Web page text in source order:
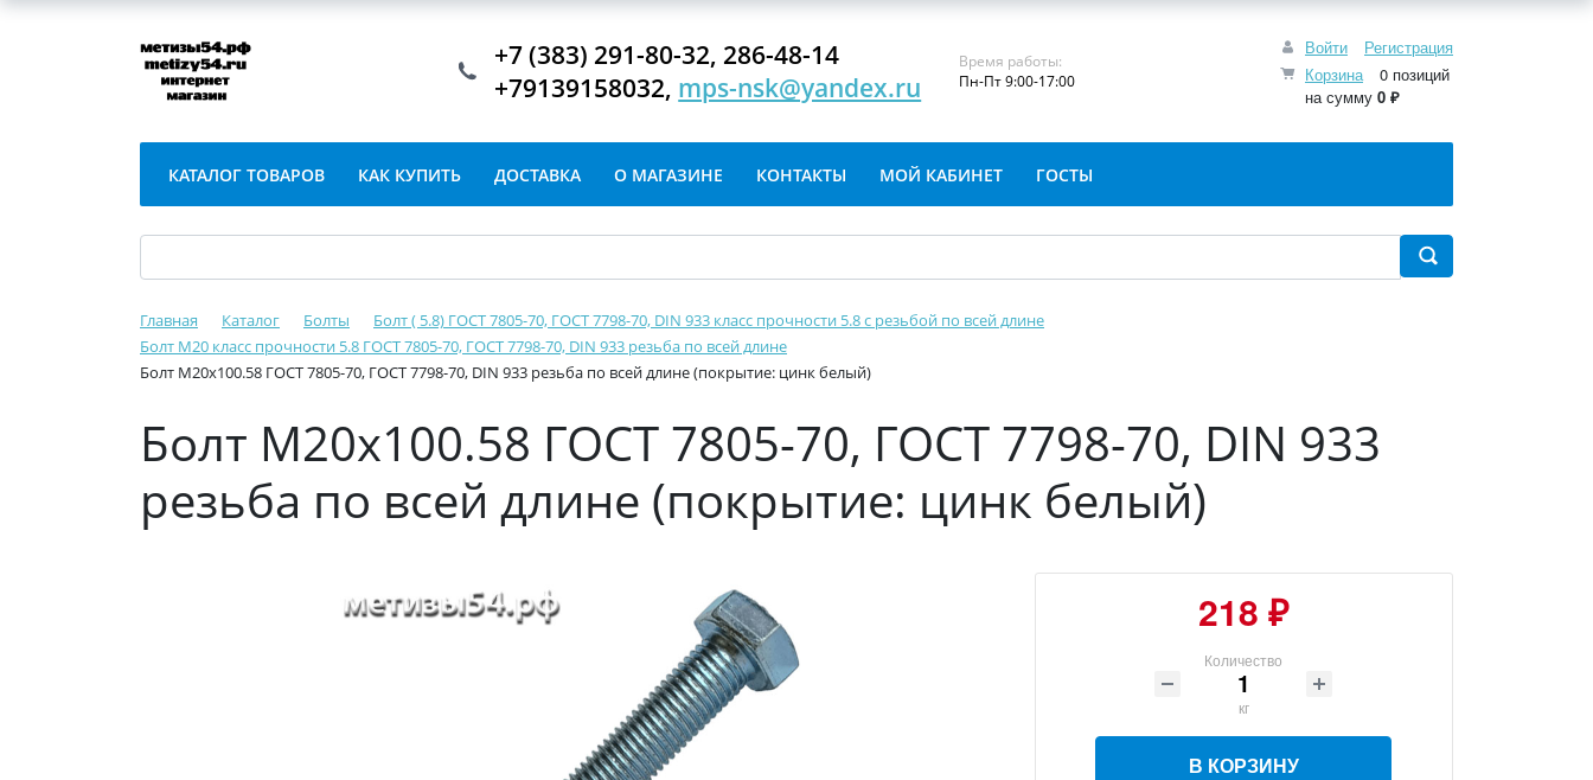
Войти
Регистрация
Корзина
0 позиций
на сумму 0 ₽
+7 (383) 291-80-32, 286-48-14
+79139158032, mps-nsk@yandex.ru
Время работы:
Пн-Пт 9:00-17:00
КАТАЛОГ ТОВАРОВ КАК КУПИТЬ ДОСТАВКА О МАГАЗИНЕ КОНТАКТЫ МОЙ КАБИНЕТ ГОСТЫ
Главная Каталог Болты
Болт ( 5.8) ГОСТ 7805-70, ГОСТ 7798-70, DIN 933 класс прочности 5.8 с резьбой по всей длине
Болт М20 класс прочности 5.8 ГОСТ 7805-70, ГОСТ 7798-70, DIN 933 резьба по всей длине
Болт М20х100.58 ГОСТ 7805-70, ГОСТ 7798-70, DIN 933 резьба по всей длине (покрытие: цинк белый)
Болт М20х100.58 ГОСТ 7805-70, ГОСТ 7798-70, DIN 933
резьба по всей длине (покрытие: цинк белый)
218 ₽
Количество
кг
В КОРЗИНУ